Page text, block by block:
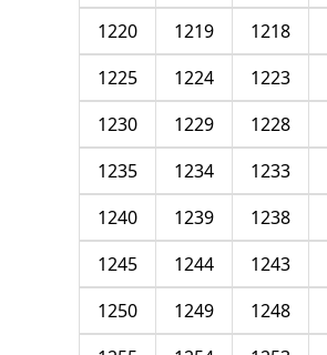
1218
1219
1220
1223
1224
1225
1228
1229
1230
1233
1234
1235
1238
1239
1240
1243
1244
1245
1248
1249
1250